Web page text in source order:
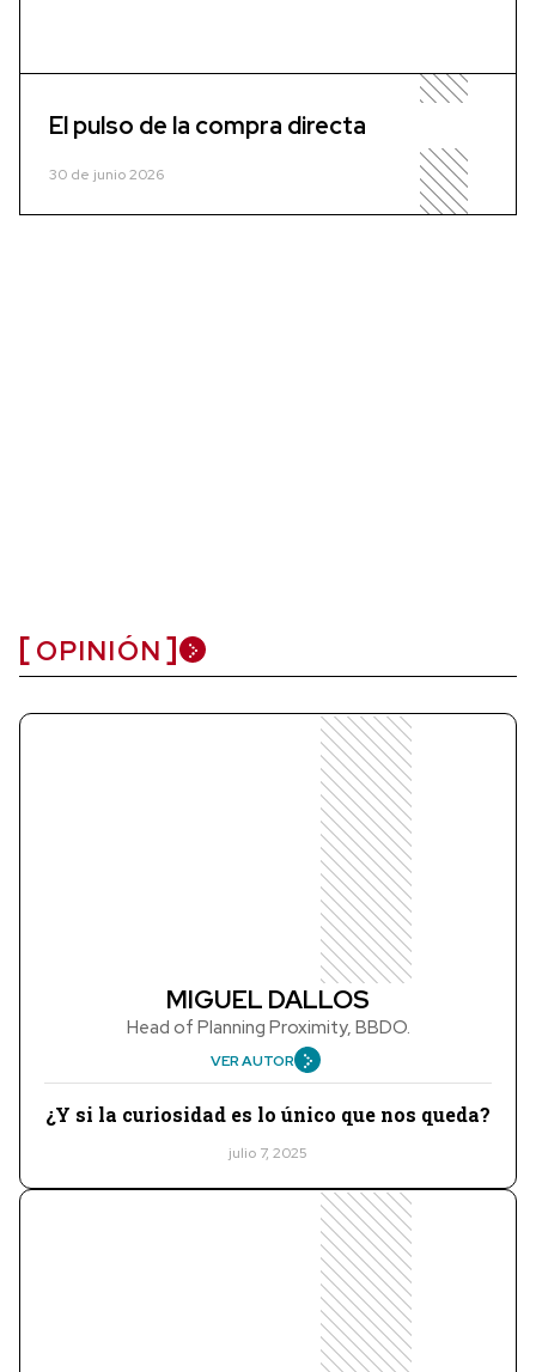
El pulso de la compra directa
30 de junio 2026
OPINIÓN
MIGUEL DALLOS
Head of Planning Proximity, BBDO.
VER AUTOR
¿Y si la curiosidad es lo único que nos queda?
julio 7, 2025